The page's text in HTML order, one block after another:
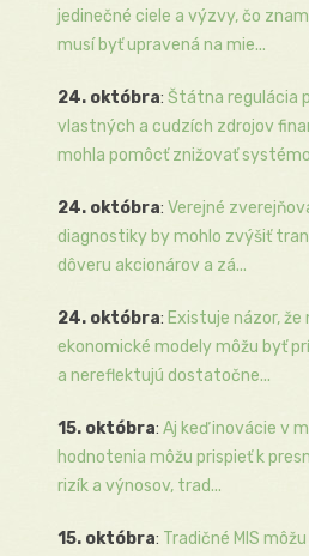
jedinečné ciele a výzvy, čo
musí byť upravená na mie...
24. októbra: Štátna regulácia
vlastných a cudzích zdrojov
mohla pomôcť znižovať
24. októbra: Verejné
diagnostiky by mohlo zvýšiť
dôveru akcionárov a zá...
24. októbra: Existuje názor, že
ekonomické modely môžu byť
a nereflektujú dostatočne...
15. októbra: Aj keď inovácie v
hodnotenia môžu prispieť k
rizík a výnosov, trad...
15. októbra: Tradičné MIS